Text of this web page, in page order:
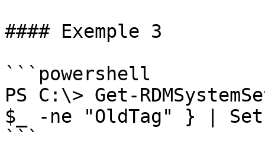
#### Exemple 3
```powershell
PS C:\> Get-
$_ -ne "OldTag" } | Set-
```